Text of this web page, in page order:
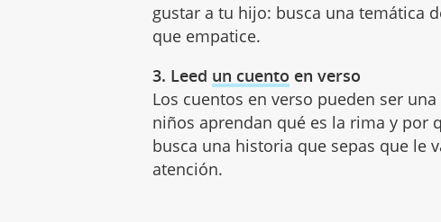
gustar a tu hijo: busca una temática
que empatice.
3. Leed un cuento en verso
Los cuentos en verso pueden ser
niños aprendan qué es la rima y por
busca una historia que sepas que le
atención.